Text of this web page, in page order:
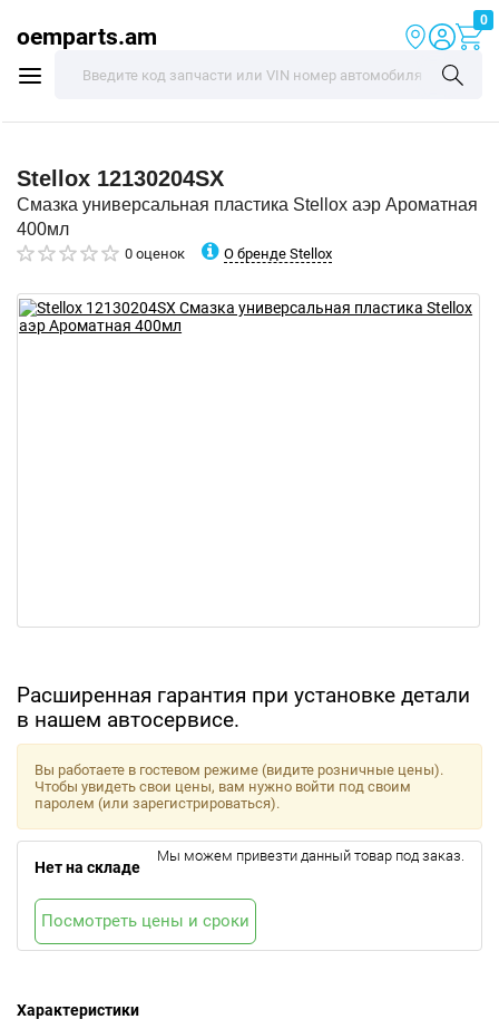
oemparts.am
0
Stellox 12130204SX
Смазка универсальная пластика Stellox аэр Ароматная
400мл
0 оценок О бренде Stellox
Расширенная гарантия при установке детали
в нашем автосервисе.
Характеристики
Вы работаете в гостевом режиме (видите розничные цены).
Чтобы увидеть свои цены, вам нужно войти под своим
паролем (или зарегистрироваться).
Нет на складе
Мы можем привезти данный товар под заказ.
Посмотреть цены и сроки